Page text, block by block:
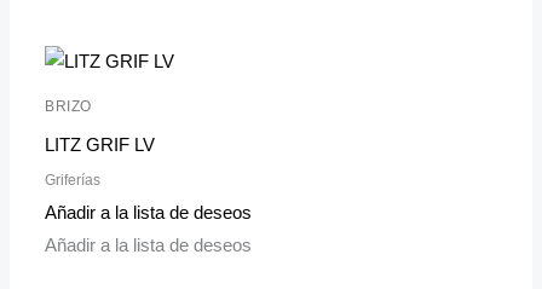
BRIZO
LITZ GRIF LV
Griferías
Añadir a la lista de deseos
Añadir a la lista de deseos